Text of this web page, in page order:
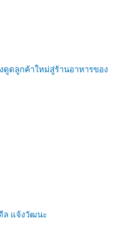
ดูดลูกค้าใหม่สู่ร้านอาหารของ
ล แจ้งวัฒนะ